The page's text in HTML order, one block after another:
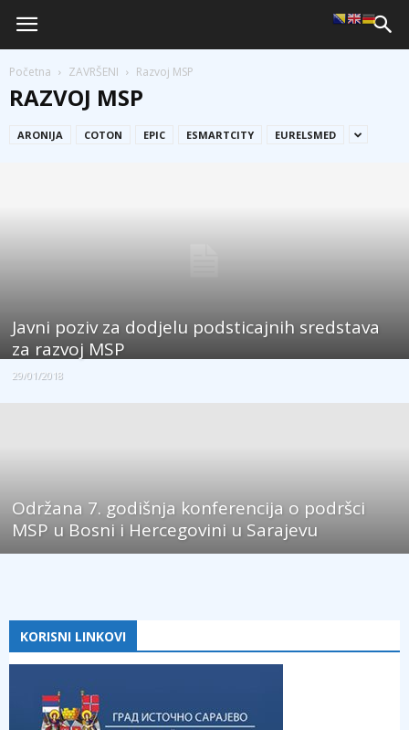
Početna ZAVRŠENI Razvoj MSP
RAZVOJ MSP
ARONIJA COTON EPIC ESMARTCITY EURELSMED
Javni poziv za dodjelu podsticajnih sredstava
za razvoj MSP
29/01/2018
Održana 7. godišnja konferencija o podršci
MSP u Bosni i Hercegovini u Sarajevu
KORISNI LINKOVI